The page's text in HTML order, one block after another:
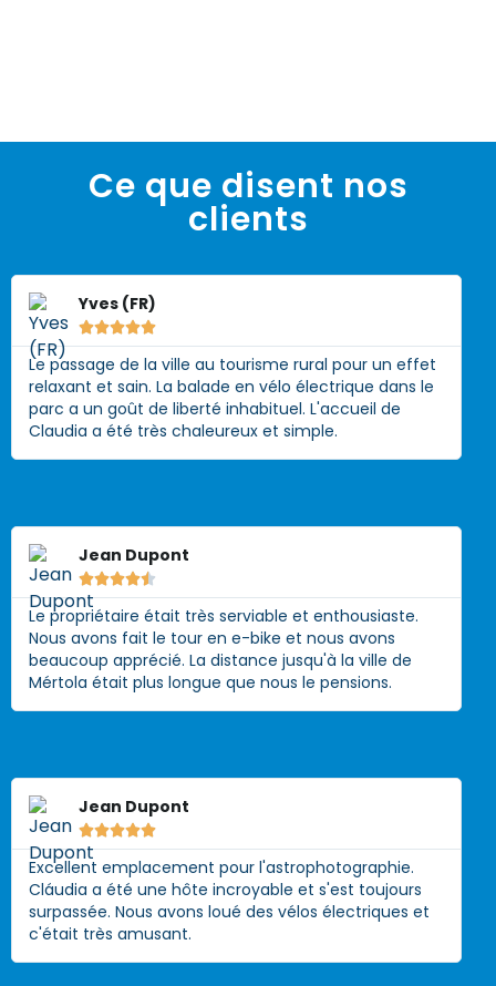
Ce que disent nos
clients
Yves (FR)

Le passage de la ville au tourisme rural pour un effet
relaxant et sain. La balade en vélo électrique dans le
parc a un goût de liberté inhabituel. L'accueil de
Claudia a été très chaleureux et simple.
Jean Dupont

Le propriétaire était très serviable et enthousiaste.
Nous avons fait le tour en e-bike et nous avons
beaucoup apprécié. La distance jusqu'à la ville de
Mértola était plus longue que nous le pensions.
Jean Dupont

Excellent emplacement pour l'astrophotographie.
Cláudia a été une hôte incroyable et s'est toujours
surpassée. Nous avons loué des vélos électriques et
c'était très amusant.